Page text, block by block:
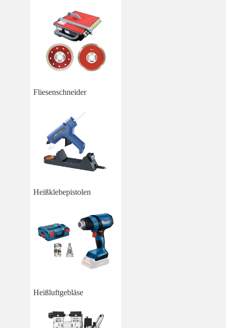
Fliesenschneider
Heißklebepistolen
Heißluftgebläse